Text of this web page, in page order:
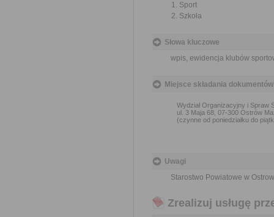
Sport
Szkoła
Słowa kluczowe
wpis, ewidencja klubów
Miejsce składania dokumentów
Wydział Organizacyjny i Spraw
ul. 3 Maja 68, 07-300 Ostrów
(czynne od poniedziałku do
Uwagi
Starostwo Powiatowe w
Zrealizuj usługę